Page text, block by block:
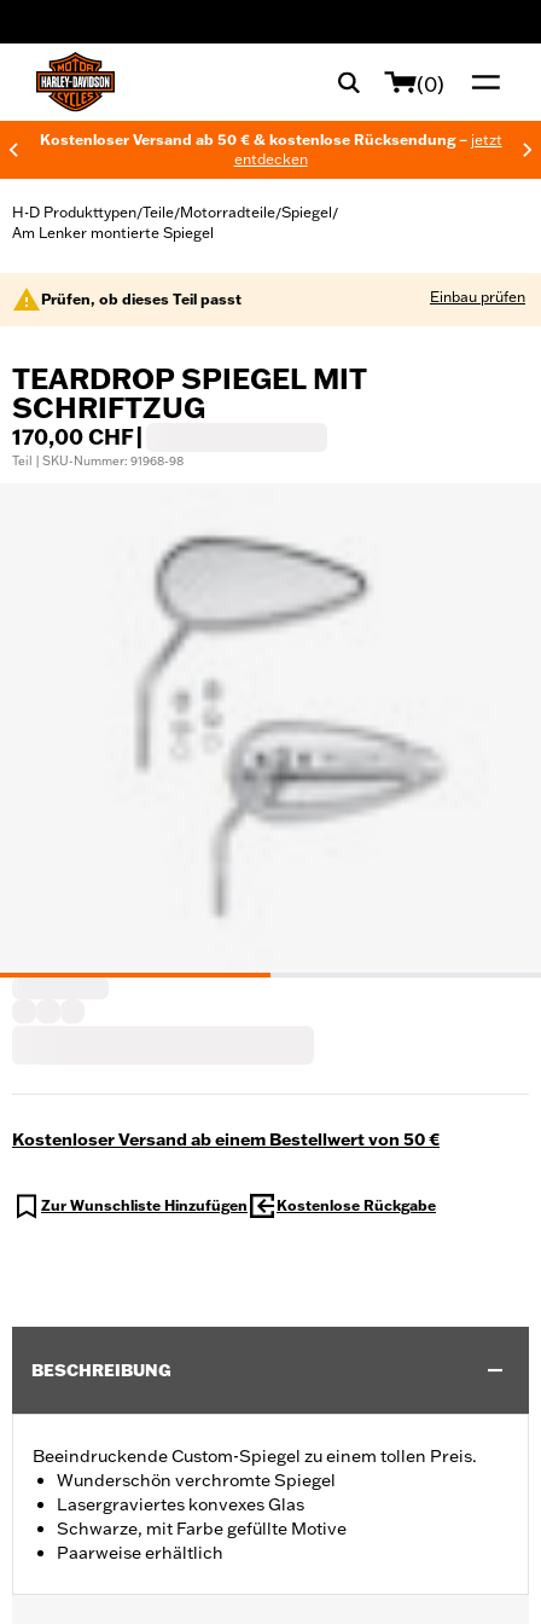
(0)
Kostenloser Versand ab 50 € & kostenlose Rücksendung – jetzt
entdecken
H-D Produkttypen/Teile/Motorradteile/Spiegel/
Am Lenker montierte Spiegel
Prüfen, ob dieses Teil passt Einbau prüfen
TEARDROP SPIEGEL MIT
SCHRIFTZUG
170,00 CHF
Teil | SKU-Nummer: 91968-98
Kostenloser Versand ab einem Bestellwert von 50 €
Zur Wunschliste Hinzufügen Kostenlose Rückgabe
BESCHREIBUNG
Beeindruckende Custom-Spiegel zu einem tollen Preis.
Wunderschön verchromte Spiegel
Lasergraviertes konvexes Glas
Schwarze, mit Farbe gefüllte Motive
Paarweise erhältlich